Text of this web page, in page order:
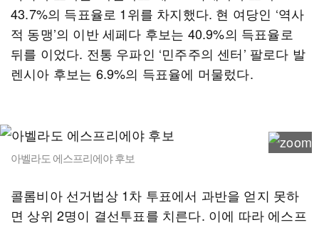
43.7%의 득표율로 1위를 차지했다. 현 여당인 ‘역사
적 동맹’의 이반 세페다 후보는 40.9%의 득표율로
뒤를 이었다. 전통 우파인 ‘민주주의 센터’ 팔로다 발
렌시아 후보는 6.9%의 득표율에 머물렀다.
아벨라도 에스프리에야 후보
콜롬비아 선거법상 1차 투표에서 과반을 얻지 못하
면 상위 2명이 결선투표를 치른다. 이에 따라 에스프